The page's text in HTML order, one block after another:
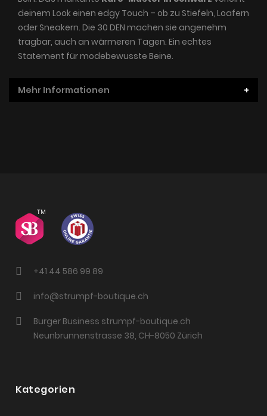
deinem Look einen edgy Touch – ob zu Stiefeln, Loafern
oder Sneakern. Die 30 DEN machen sie angenehm
tragbar, auch an wärmeren Tagen. Ein echtes
Statement für modebewusste Beine.
Mehr Informationen
+41 44 586 99 89
info@strumpf-boutique.ch
Burger Business strumpf-boutique.ch
Neunbrunnenstrasse 38, CH-8050 Zürich
Kategorien